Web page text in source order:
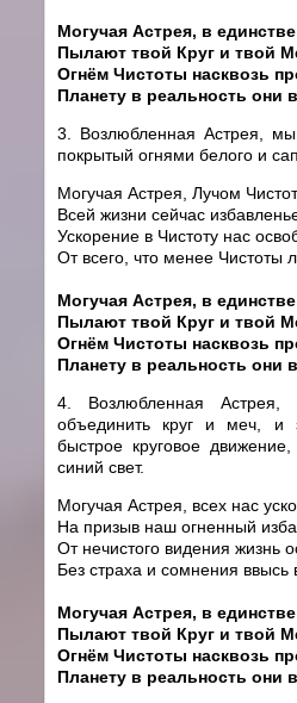
Могучая Астрея, в
Пылают твой Круг и твой
Огнём Чистоты насквозь
Планету в реальность они
3. Возлюбленная Астрея,
покрытый огнями белого и
Могучая Астрея, Лучом
Всей жизни сейчас
Ускорение в Чистоту нас
От всего, что менее Чистоты
Могучая Астрея, в
Пылают твой Круг и твой
Огнём Чистоты насквозь
Планету в реальность они
4. Возлюбленная
объединить круг и меч, и
быстрое круговое
синий свет.
Могучая Астрея, всех нас
На призыв наш огненный
От нечистого видения жизнь
Без страха и сомнения ввысь
Могучая Астрея, в
Пылают твой Круг и твой
Огнём Чистоты насквозь
Планету в реальность они